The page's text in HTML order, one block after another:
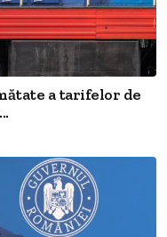
a tarifelor de